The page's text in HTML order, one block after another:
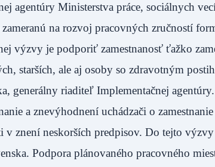
agentúry Ministerstva práce, sociálnych
na rozvoj pracovných zručností
výzvy je podporiť zamestnanosť ťažko
starších, ale aj osoby so zdravotným
generálny riaditeľ Implementačnej
a znevýhodnení uchádzači o
v znení neskorších predpisov. Do tejto
Podpora plánovaného pracovného